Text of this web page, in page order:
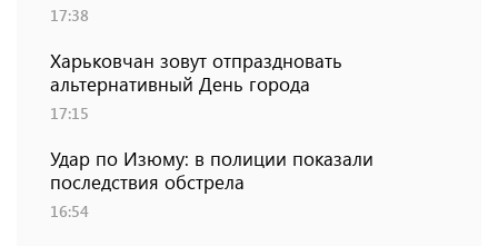
17:38
Харьковчан зовут отпраздновать
альтернативный День города
17:15
Удар по Изюму: в полиции показали
последствия обстрела
16:54